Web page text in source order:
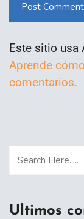
Post Comment
Este sitio usa
Aprende
comentarios.
Ultimos